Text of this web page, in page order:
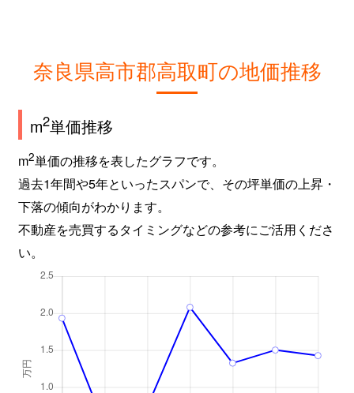
奈良県高市郡高取町の地価推移
m2単価推移
m2単価の推移を表したグラフです。
過去1年間や5年といったスパンで、その坪単価の上昇・
下落の傾向がわかります。
不動産を売買するタイミングなどの参考にご活用くださ
い。